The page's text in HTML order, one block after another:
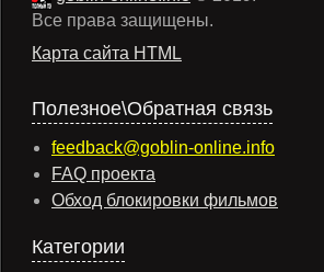
Все права защищены.
Карта сайта HTML
Полезное\Обратная связь
feedback@goblin-online.info
FAQ проекта
Обход блокировки фильмов
Категории